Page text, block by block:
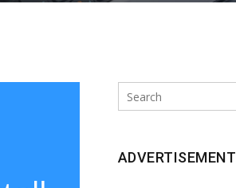
Search
ADVERTISEMENT